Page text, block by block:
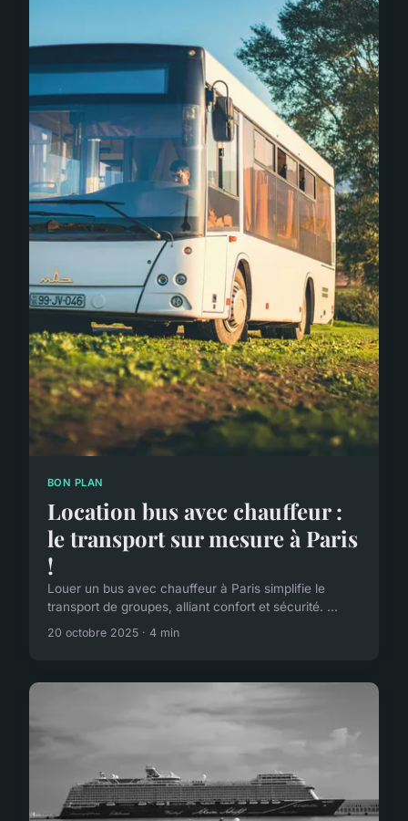
BON PLAN
Location bus avec chauffeur :
le transport sur mesure à Paris
!
Louer un bus avec chauffeur à Paris simplifie le
transport de groupes, alliant confort et sécurité. ...
20 octobre 2025 · 4 min